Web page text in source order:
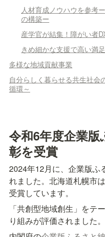
人材育成ノウハウを参考
の構築ー
産学官が結集！障がい者
きめ細かな支援で高い満
多様な地域貢献事業
自分らしく暮らせる共生社会
循環～
令和6年度企業
彰を受賞
2024年12月に、企業版ふ
れました。北海道札幌市
受賞しています。
「共創型地域創生」をテ
り組みが評価されました。